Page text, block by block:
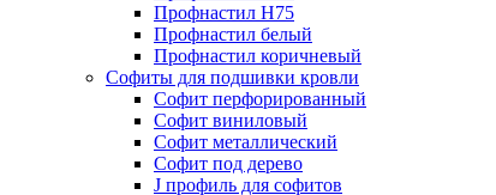
Профнастил Н75
Профнастил белый
Профнастил коричневый
Софиты для подшивки кровли
Cофит перфорированный
Софит виниловый
Софит металлический
Софит под дерево
J профиль для софитов